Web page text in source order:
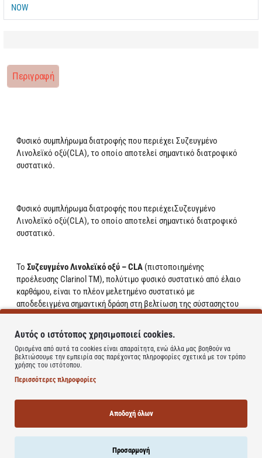
Περιγραφή
Φυσικό συμπλήρωμα διατροφής που περιέχει Συζευγμένο
Λινολεϊκό οξύ(CLA), το οποίο αποτελεί σημαντικό διατροφικό
συστατικό.
Φυσικό συμπλήρωμα διατροφής που περιέχειΣυζευγμένο
Λινολεϊκό οξύ(CLA), το οποίο αποτελεί σημαντικό διατροφικό
συστατικό.
Το Συζευγμένο Λινολεϊκό οξύ – CLA (πιστοποιημένης
προέλευσης Clarinol ΤΜ), πολύτιμο φυσικό συστατικό από έλαιο
καρθάμου, είναι το πλέον μελετημένο συστατικό με
αποδεδειγμένα σημαντική δράση στη βελτίωση της σύστασηςτου
σώματος.
Η δράση του ενισχύεται όταν συνδυάζεται με σωματική άσκηση.
Τα αποτελέσματα των επιστημονικών ερευνών έχουν δείξει ότι
το CLA:
- Μειώνει το σωματικό λίπος εμποδίζοντας την αποθήκευσή του
στα λιποκύτταρα.
- Βοηθά στην αύξηση της μυϊκής μάζας με αποτέλεσμα τη
- Συμβάλλει στη διατήρηση του επιθυμητού σωματικού βάρους.
Αυτός ο ιστότοπος χρησιμοποιεί cookies.
Ορισμένα από αυτά τα cookies είναι απαραίτητα, ενώ άλλα μας βοηθούν να
βελτιώσουμε την εμπειρία σας παρέχοντας πληροφορίες σχετικά με τον τρόπο
χρήσης του ιστότοπου.
Περισσότερες πληροφορίες
Αποδοχή όλων
Προσαρμογή